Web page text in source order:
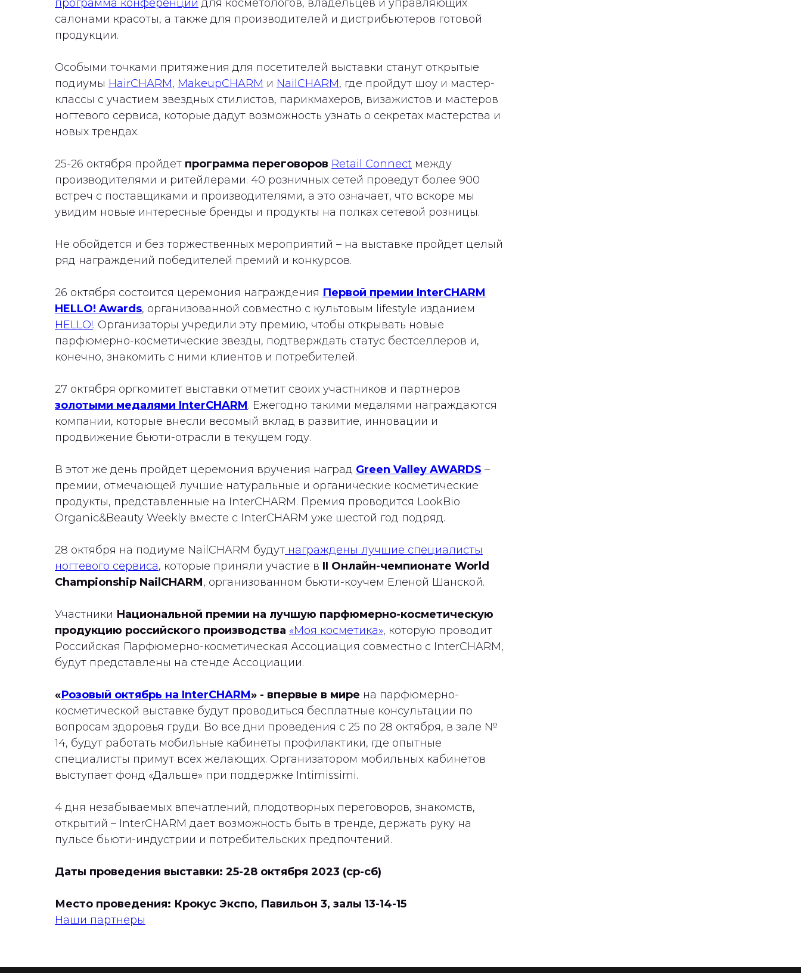
программа конференций для косметологов, владельцев и управляющих
салонами красоты, а также для производителей и дистрибьютеров готовой
продукции.
Особыми точками притяжения для посетителей выставки станут открытые
подиумы HairCHARM, MakeupCHARM и NailCHARM, где пройдут шоу и мастер-
классы с участием звездных стилистов, парикмахеров, визажистов и мастеров
ногтевого сервиса, которые дадут возможность узнать о секретах мастерства и
новых трендах.
25-26 октября пройдет программа переговоров Retail Connect между
производителями и ритейлерами. 40 розничных сетей проведут более 900
встреч с поставщиками и производителями, а это означает, что вскоре мы
увидим новые интересные бренды и продукты на полках сетевой розницы.
Не обойдется и без торжественных мероприятий – на выставке пройдет целый
ряд награждений победителей премий и конкурсов.
26 октября состоится церемония награждения Первой премии InterCHARM
HELLO! Awards, организованной совместно с культовым lifestyle изданием
HELLO!. Организаторы учредили эту премию, чтобы открывать новые
парфюмерно-косметические звезды, подтверждать статус бестселлеров и,
конечно, знакомить с ними клиентов и потребителей.
27 октября оргкомитет выставки отметит своих участников и партнеров
золотыми медалями InterCHARM. Ежегодно такими медалями награждаются
компании, которые внесли весомый вклад в развитие, инновации и
продвижение бьюти-отрасли в текущем году.
В этот же день пройдет церемония вручения наград Green Valley AWARDS –
премии, отмечающей лучшие натуральные и органические косметические
продукты, представленные на InterCHARM. Премия проводится LookBio
Organic&Beauty Weekly вместе с InterCHARM уже шестой год подряд.
28 октября на подиуме NailCHARM будут награждены лучшие специалисты
ногтевого сервиса, которые приняли участие в II Онлайн-чемпионате World
Championship NailCHARM, организованном бьюти-коучем Еленой Шанской.
Участники Национальной премии на лучшую парфюмерно-косметическую
продукцию российского производства «Моя косметика», которую проводит
Российская Парфюмерно-косметическая Ассоциация совместно с InterCHARM,
будут представлены на стенде Ассоциации.
«Розовый октябрь на InterCHARM» - впервые в мире на парфюмерно-
косметической выставке будут проводиться бесплатные консультации по
вопросам здоровья груди. Во все дни проведения с 25 по 28 октября, в зале №
14, будут работать мобильные кабинеты профилактики, где опытные
специалисты примут всех желающих. Организатором мобильных кабинетов
выступает фонд «Дальше» при поддержке Intimissimi.
4 дня незабываемых впечатлений, плодотворных переговоров, знакомств,
открытий – InterCHARM дает возможность быть в тренде, держать руку на
пульсе бьюти-индустрии и потребительских предпочтений.
Даты проведения выставки: 25-28 октября 2023 (ср-сб)
Место проведения: Крокус Экспо, Павильон 3, залы 13-14-15
Наши партнеры